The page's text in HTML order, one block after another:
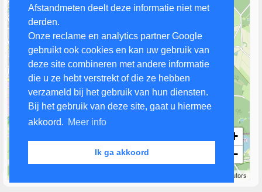
Afstandmeten deelt deze informatie niet met
derden.
Onze reclame en analytics partner Google
gebruikt ook cookies en kan uw gebruik van
deze site combineren met andere informatie
die u ze hebt verstrekt of die ze hebben
verzameld bij het gebruik van hun diensten.
Bij het gebruik van deze site, gaat u hiermee
akkoord. Meer info
Ik ga akkoord
+
−
contributors